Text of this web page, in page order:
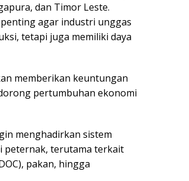
dan Timor Leste.
agar industri unggas
tetapi juga memiliki daya
memberikan keuntungan
pertumbuhan ekonomi
menghadirkan sistem
peternak, terutama terkait
pakan, hingga